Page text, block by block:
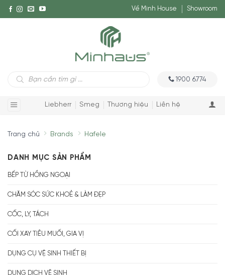
Về Minh House Showroom
Tìm
kiếm
1900 6774
Liebherr Smeg Thương hiệu Liên hệ
Trang chủ Brands Hafele
DANH MỤC SẢN PHẨM
BẾP TỪ HỒNG NGOẠI
CHĂM SÓC SỨC KHOẺ & LÀM ĐẸP
CỐC, LY, TÁCH
CỐI XAY TIÊU MUỐI, GIA VỊ
DỤNG CỤ VỆ SINH THIẾT BỊ
DUNG DỊCH VỆ SINH